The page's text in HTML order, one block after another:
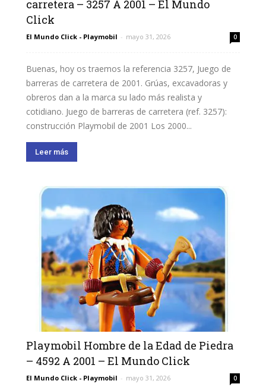
carretera – 3257 A 2001 – El Mundo
Click
El Mundo Click - Playmobil - mayo 31, 2026 0
Buenas, hoy os traemos la referencia 3257, Juego de
barreras de carretera de 2001. Grúas, excavadoras y
obreros dan a la marca su lado más realista y
cotidiano. Juego de barreras de carretera (ref. 3257):
construcción Playmobil de 2001 Los 2000...
Leer más
Playmobil Hombre de la Edad de Piedra
– 4592 A 2001 – El Mundo Click
El Mundo Click - Playmobil - mayo 31, 2026 0